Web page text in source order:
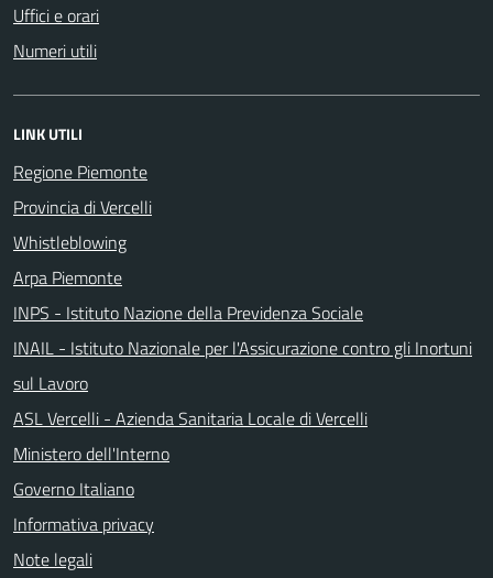
Uffici e orari
Numeri utili
LINK UTILI
Regione Piemonte
Provincia di Vercelli
Whistleblowing
Arpa Piemonte
INPS - Istituto Nazione della Previdenza Sociale
INAIL - Istituto Nazionale per l'Assicurazione contro gli Inortuni
sul Lavoro
ASL Vercelli - Azienda Sanitaria Locale di Vercelli
Ministero dell'Interno
Governo Italiano
Informativa privacy
Note legali